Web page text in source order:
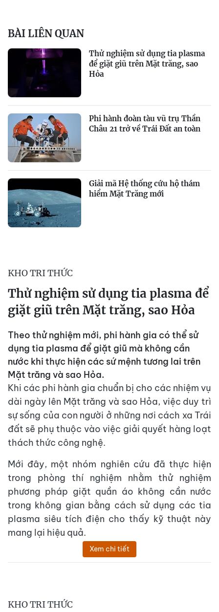
BÀI LIÊN QUAN
Thử nghiệm sử dụng tia plasma
để giặt giũ trên Mặt trăng, sao
Hỏa
Phi hành đoàn tàu vũ trụ Thần
Châu 21 trở về Trái Đất an toàn
Giải mã Hệ thống cứu hộ thám
hiểm Mặt Trăng mới
KHO TRI THỨC
Thử nghiệm sử dụng tia plasma để
giặt giũ trên Mặt trăng, sao Hỏa
Theo thử nghiệm mới, phi hành gia có thể sử
dụng tia plasma để giặt giũ mà không cần
nước khi thực hiện các sứ mệnh tương lai trên
Mặt trăng và sao Hỏa.
Khi các phi hành gia chuẩn bị cho các nhiệm vụ
dài ngày lên Mặt trăng và sao Hỏa, việc duy trì
sự sống của con người ở những nơi cách xa Trái
đất sẽ phụ thuộc vào việc giải quyết hàng loạt
thách thức công nghệ.
Mới đây, một nhóm nghiên cứu đã thực hiện
trong phòng thí nghiệm nhằm thử nghiệm
phương pháp giặt quần áo không cần nước
trong không gian bằng cách sử dụng các tia
plasma siêu tích điện cho thấy kỹ thuật này
mang lại hiệu quả.
Xem chi tiết
KHO TRI THỨC